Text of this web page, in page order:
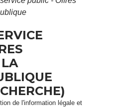
de l'information légale et